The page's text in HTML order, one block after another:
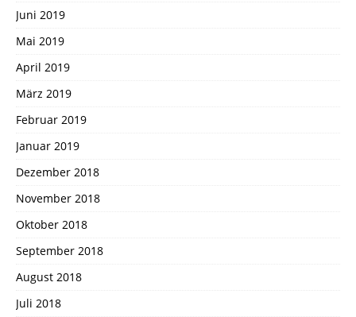
Juni 2019
Mai 2019
April 2019
März 2019
Februar 2019
Januar 2019
Dezember 2018
November 2018
Oktober 2018
September 2018
August 2018
Juli 2018